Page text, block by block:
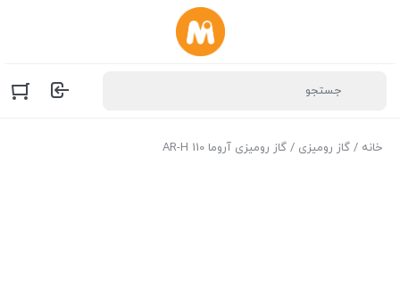
خانه / گاز رومیزی / گاز رومیزی آروما AR-H 110